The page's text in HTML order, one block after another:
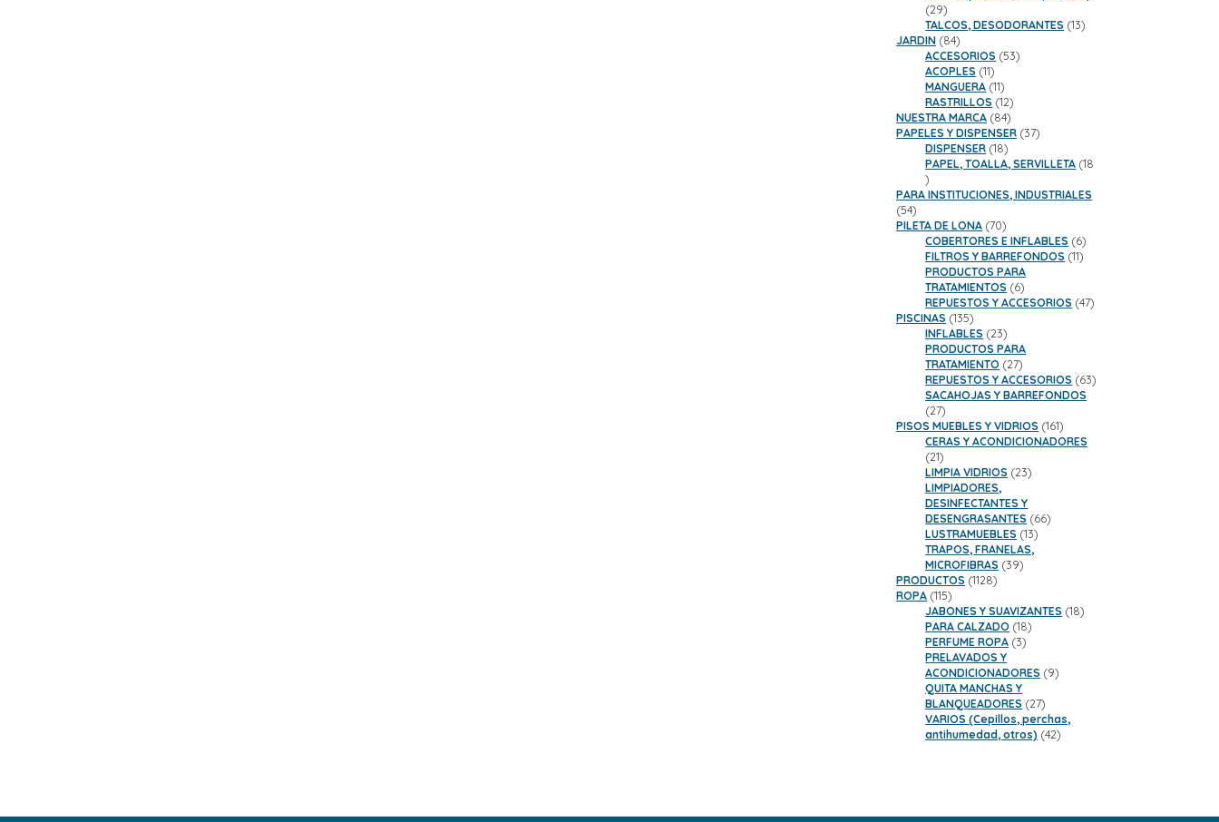
2929
productos
TALCOS, DESODORANTES 1313
JARDIN 8484
productos
ACCESORIOS 5353
ACOPLES 1111
productos
MANGUERA 1111
productos
RASTRILLOS 1212
productos
NUESTRA MARCA 8484
productos
PAPELES Y DISPENSER 3737
DISPENSER 1818
productos
PAPEL, TOALLA, SERVILLETA 18
18
productos
PARA INSTITUCIONES, INDUSTRIALES
5454
productos
PILETA DE LONA 7070
productos
COBERTORES E INFLABLES 66
productos
FILTROS Y BARREFONDOS 1111
PRODUCTOS PARA
TRATAMIENTOS 66
productos
REPUESTOS Y ACCESORIOS 4747
PISCINAS 135135
productos
INFLABLES 2323
productos
PRODUCTOS PARA
TRATAMIENTO 2727
productos
REPUESTOS Y ACCESORIOS 6363
SACAHOJAS Y BARREFONDOS
2727
productos
PISOS MUEBLES Y VIDRIOS 161161
productos
CERAS Y ACONDICIONADORES
2121
productos
LIMPIA VIDRIOS 2323
LIMPIADORES,
DESINFECTANTES Y
DESENGRASANTES 6666
LUSTRAMUEBLES 1313
TRAPOS, FRANELAS,
MICROFIBRAS 3939
PRODUCTOS 11281128
ROPA 115115
productos
JABONES Y SUAVIZANTES 1818
PARA CALZADO 1818
PERFUME ROPA 33
PRELAVADOS Y
ACONDICIONADORES 99
QUITA MANCHAS Y
BLANQUEADORES 2727
productos
VARIOS (Cepillos, perchas,
antihumedad, otros) 4242